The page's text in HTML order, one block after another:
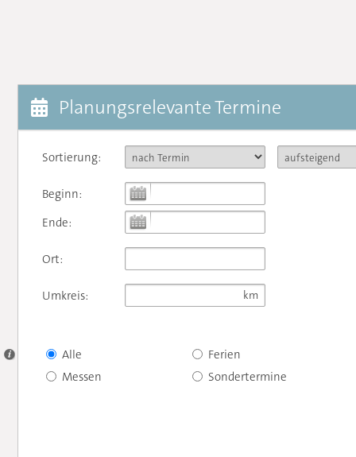
Planungsrelevante Termine
Sortierung:
Beginn:
Ende:
Ort:
Umkreis:
Alle
Messen
Ferien
Sondertermine